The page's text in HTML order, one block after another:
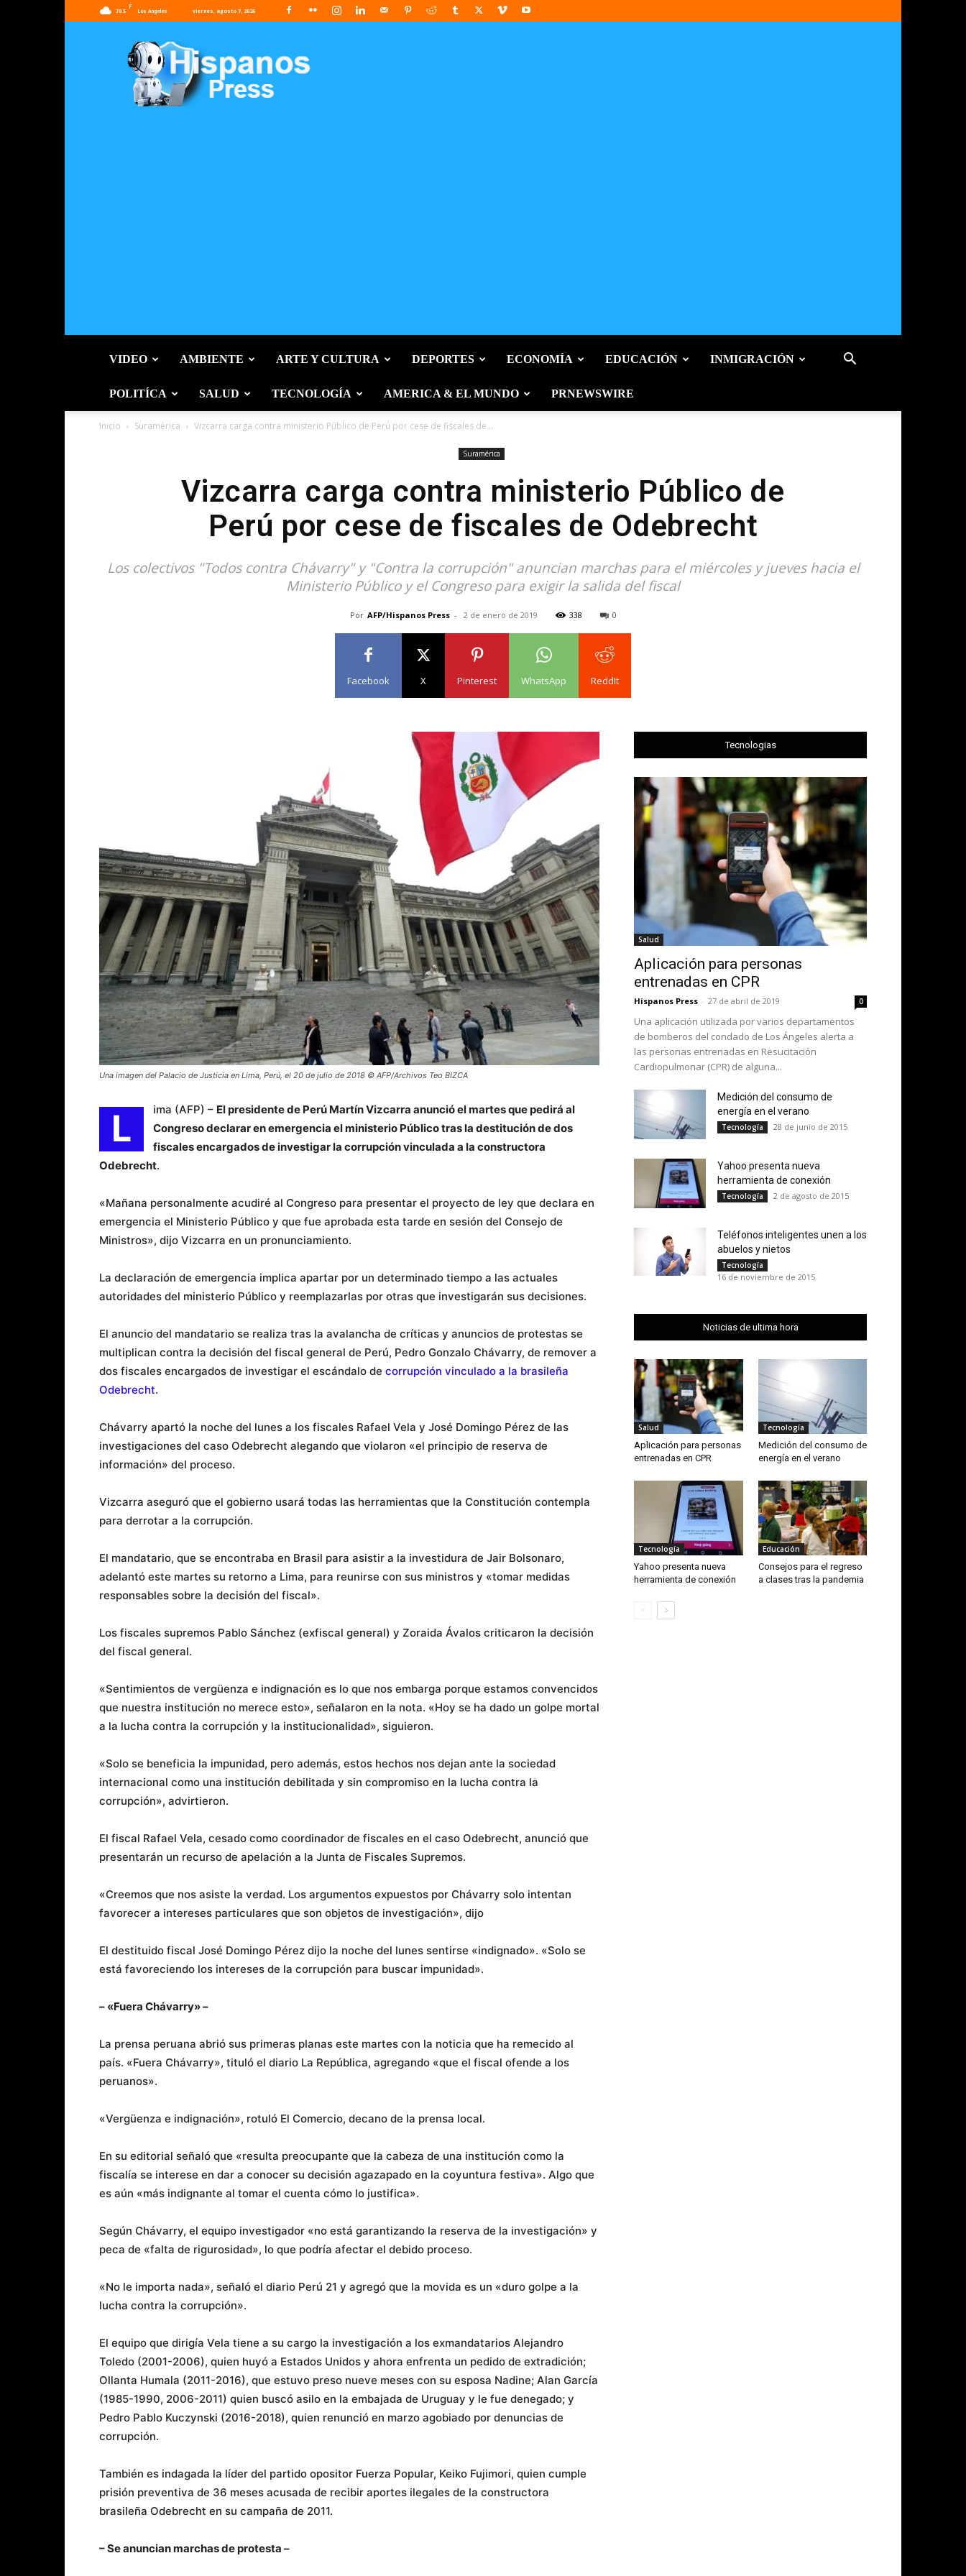
70.5
F
Los Angeles viernes, agosto 7, 2026
Press
VIDEO AMBIENTE ARTE Y CULTURA DEPORTES ECONOMÍA EDUCACIÓN INMIGRACIÓN
POLITÍCA SALUD TECNOLOGÍA AMERICA & EL MUNDO PRNEWSWIRE
Inicio Suramérica Vizcarra carga contra ministerio Público de Perú por cese de fiscales de...
Suramérica
Vizcarra carga contra ministerio Público de
Perú por cese de fiscales de Odebrecht
Los colectivos "Todos contra Chávarry" y "Contra la corrupción" anuncian marchas para el miércoles y jueves hacia el
Ministerio Público y el Congreso para exigir la salida del fiscal
Por AFP/Hispanos Press - 2 de enero de 2019 338 0
Facebook X Pinterest WhatsApp ReddIt
Una imagen del Palacio de Justicia en Lima, Perú, el 20 de julio de 2018 © AFP/Archivos Teo BIZCA
L ima (AFP) – El presidente de Perú Martín Vizcarra anunció el martes que pedirá al
Congreso declarar en emergencia el ministerio Público tras la destitución de dos
fiscales encargados de investigar la corrupción vinculada a la constructora
Odebrecht.
«Mañana personalmente acudiré al Congreso para presentar el proyecto de ley que declara en
emergencia el Ministerio Público y que fue aprobada esta tarde en sesión del Consejo de
Ministros», dijo Vizcarra en un pronunciamiento.
La declaración de emergencia implica apartar por un determinado tiempo a las actuales
autoridades del ministerio Público y reemplazarlas por otras que investigarán sus decisiones.
El anuncio del mandatario se realiza tras la avalancha de críticas y anuncios de protestas se
multiplican contra la decisión del fiscal general de Perú, Pedro Gonzalo Chávarry, de remover a
dos fiscales encargados de investigar el escándalo de corrupción vinculado a la brasileña
Odebrecht.
Chávarry apartó la noche del lunes a los fiscales Rafael Vela y José Domingo Pérez de las
investigaciones del caso Odebrecht alegando que violaron «el principio de reserva de
información» del proceso.
Vizcarra aseguró que el gobierno usará todas las herramientas que la Constitución contempla
para derrotar a la corrupción.
El mandatario, que se encontraba en Brasil para asistir a la investidura de Jair Bolsonaro,
adelantó este martes su retorno a Lima, para reunirse con sus ministros y «tomar medidas
responsables sobre la decisión del fiscal».
Los fiscales supremos Pablo Sánchez (exfiscal general) y Zoraida Ávalos criticaron la decisión
del fiscal general.
«Sentimientos de vergüenza e indignación es lo que nos embarga porque estamos convencidos
que nuestra institución no merece esto», señalaron en la nota. «Hoy se ha dado un golpe mortal
a la lucha contra la corrupción y la institucionalidad», siguieron.
«Solo se beneficia la impunidad, pero además, estos hechos nos dejan ante la sociedad
internacional como una institución debilitada y sin compromiso en la lucha contra la
corrupción», advirtieron.
El fiscal Rafael Vela, cesado como coordinador de fiscales en el caso Odebrecht, anunció que
presentarán un recurso de apelación a la Junta de Fiscales Supremos.
«Creemos que nos asiste la verdad. Los argumentos expuestos por Chávarry solo intentan
favorecer a intereses particulares que son objetos de investigación», dijo
El destituido fiscal José Domingo Pérez dijo la noche del lunes sentirse «indignado». «Solo se
está favoreciendo los intereses de la corrupción para buscar impunidad».
– «Fuera Chávarry» –
La prensa peruana abrió sus primeras planas este martes con la noticia que ha remecido al
país. «Fuera Chávarry», tituló el diario La República, agregando «que el fiscal ofende a los
peruanos».
«Vergüenza e indignación», rotuló El Comercio, decano de la prensa local.
En su editorial señaló que «resulta preocupante que la cabeza de una institución como la
fiscalía se interese en dar a conocer su decisión agazapado en la coyuntura festiva». Algo que
es aún «más indignante al tomar el cuenta cómo lo justifica».
Según Chávarry, el equipo investigador «no está garantizando la reserva de la investigación» y
peca de «falta de rigurosidad», lo que podría afectar el debido proceso.
«No le importa nada», señaló el diario Perú 21 y agregó que la movida es un «duro golpe a la
lucha contra la corrupción».
El equipo que dirigía Vela tiene a su cargo la investigación a los exmandatarios Alejandro
Toledo (2001-2006), quien huyó a Estados Unidos y ahora enfrenta un pedido de extradición;
Ollanta Humala (2011-2016), que estuvo preso nueve meses con su esposa Nadine; Alan García
(1985-1990, 2006-2011) quien buscó asilo en la embajada de Uruguay y le fue denegado; y
Pedro Pablo Kuczynski (2016-2018), quien renunció en marzo agobiado por denuncias de
corrupción.
También es indagada la líder del partido opositor Fuerza Popular, Keiko Fujimori, quien cumple
prisión preventiva de 36 meses acusada de recibir aportes ilegales de la constructora
brasileña Odebrecht en su campaña de 2011.
– Se anuncian marchas de protesta –
Tecnologias
Salud
Aplicación para personas
entrenadas en CPR
Hispanos Press - 27 de abril de 2019 0
Una aplicación utilizada por varios departamentos
de bomberos del condado de Los Ángeles alerta a
las personas entrenadas en Resucitación
Cardiopulmonar (CPR) de alguna...
Medición del consumo de
energía en el verano
Tecnología 28 de junio de 2015
Yahoo presenta nueva
herramienta de conexión
Tecnología 2 de agosto de 2015
Teléfonos inteligentes unen a los
abuelos y nietos
Tecnología
16 de noviembre de 2015
Noticias de ultima hora
Salud
Aplicación para personas
entrenadas en CPR
Tecnología
Medición del consumo de
energía en el verano
Tecnología
Yahoo presenta nueva
herramienta de conexión
Educación
Consejos para el regreso
a clases tras la pandemia